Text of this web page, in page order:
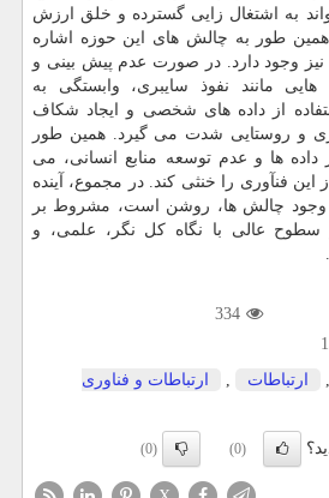
به اشتغال زایی گسترده و خلق ارزش
طور به چالش های این حوزه اشاره
نیز وجود دارد. در صورت عدم پیش بینی و
مانند نفوذ سایبری، وابستگی به
از داده های شخصی و ایجاد شکاف
و روستایی شدت می گیرد. همین طور
داده ها و عدم توسعه منابع انسانی، می
فنآوری را خنثی کند. در مجموع، آینده
با وجود چالش ها، روشن است، مشروط بر
سطوح عالی با نگاه کل نگر، علمی، و
334
, ارتباطات ,
ارتباطات و فناوری
(0)
(0)